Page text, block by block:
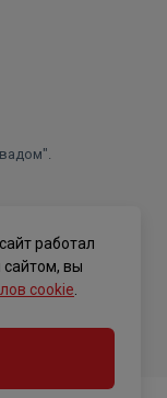
работал
сайтом, вы
cookie